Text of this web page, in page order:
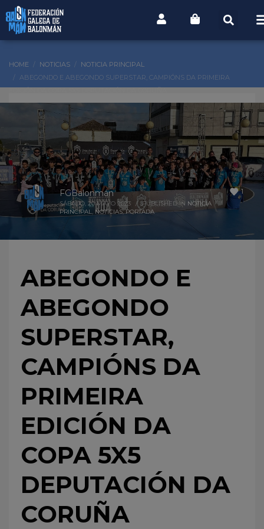
HOME NOTICIAS
NOTICIA PRINCIPAL
ABEGONDO E ABEGONDO SUPERSTAR, CAMPIÓNS DA PRIMEIRA
1
FGBalonmán
SÁBADO, 20 MAYO 2023 / PUBLISHED IN NOTICIA
PRINCIPAL, NOTICIAS,PORTADA
ABEGONDO E
ABEGONDO
SUPERSTAR,
CAMPIÓNS DA
PRIMEIRA
EDICIÓN DA
COPA 5X5
DEPUTACIÓN DA
CORUÑA